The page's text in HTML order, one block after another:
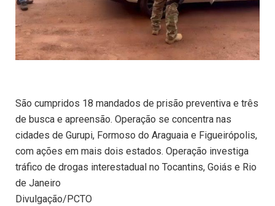
São cumpridos 18 mandados de prisão preventiva e três
de busca e apreensão. Operação se concentra nas
cidades de Gurupi, Formoso do Araguaia e Figueirópolis,
com ações em mais dois estados. Operação investiga
tráfico de drogas interestadual no Tocantins, Goiás e Rio
de Janeiro
Divulgação/PCTO